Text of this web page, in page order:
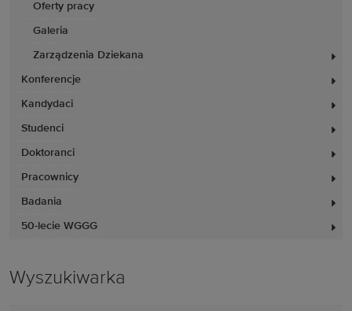
Oferty pracy
Galeria
Zarządzenia Dziekana
Konferencje
Kandydaci
Studenci
Doktoranci
Pracownicy
Badania
50-lecie WGGG
Wyszukiwarka